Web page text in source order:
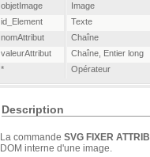
objetImage
Image
id_Element
Texte
nomAttribut
Chaîne
valeurAttribut
Chaîne Entier long
*
Opérateur
Description
La commande SVG FIXER
DOM interne d'une image.